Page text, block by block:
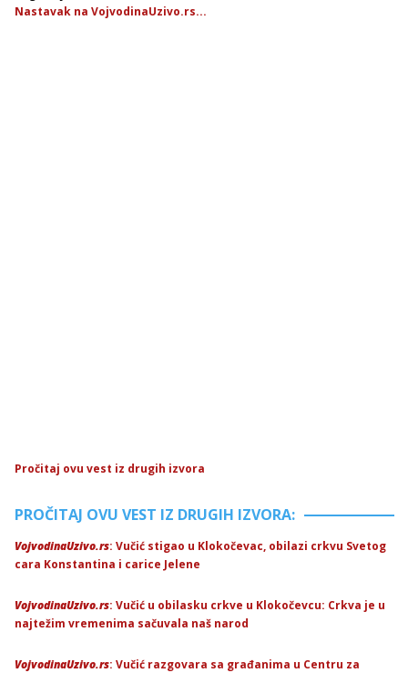
Nastavak na VojvodinaUzivo.rs...
Pročitaj ovu vest iz drugih izvora
PROČITAJ OVU VEST IZ DRUGIH IZVORA:
VojvodinaUzivo.rs: Vučić stigao u Klokočevac, obilazi crkvu Svetog
cara Konstantina i carice Jelene
VojvodinaUzivo.rs: Vučić u obilasku crkve u Klokočevcu: Crkva je u
najtežim vremenima sačuvala naš narod
VojvodinaUzivo.rs: Vučić razgovara sa građanima u Centru za